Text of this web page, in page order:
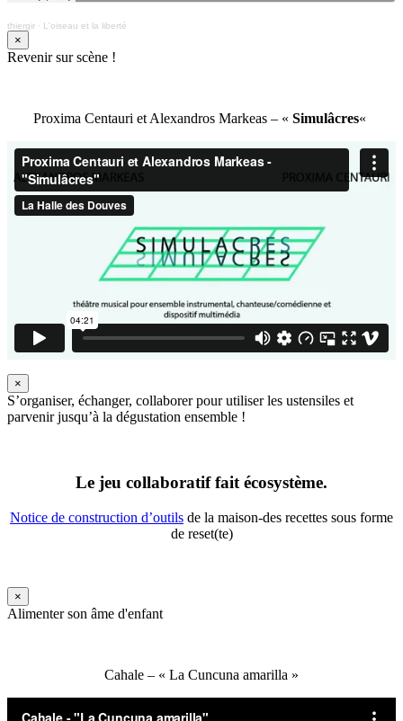
thiergir · L'oiseau et la liberté
×
Revenir sur scène !
Proxima Centauri et Alexandros Markeas – « Simulâcres«
×
S’organiser, échanger, collaborer pour utiliser les ustensiles et
parvenir jusqu’à la dégustation ensemble !
Le jeu collaboratif fait écosystème.
Notice de construction d’outils de la maison-des recettes sous forme
de reset(te)
×
Alimenter son âme d'enfant
Cahale – « La Cuncuna amarilla »